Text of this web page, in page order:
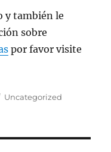
y también le
sobre
por favor visite
Categorías
Uncategorized